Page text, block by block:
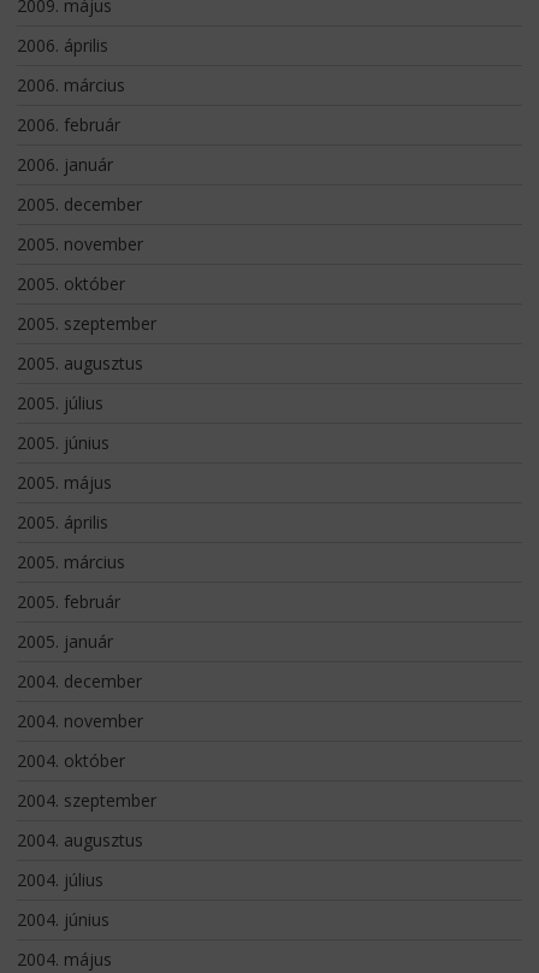
2009. május
2006. április
2006. március
2006. február
2006. január
2005. december
2005. november
2005. október
2005. szeptember
2005. augusztus
2005. július
2005. június
2005. május
2005. április
2005. március
2005. február
2005. január
2004. december
2004. november
2004. október
2004. szeptember
2004. augusztus
2004. július
2004. június
2004. május